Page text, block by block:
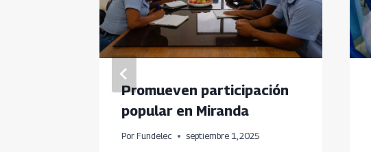
Promueven participación
popular en Miranda
Por Fundelec septiembre 1, 2025